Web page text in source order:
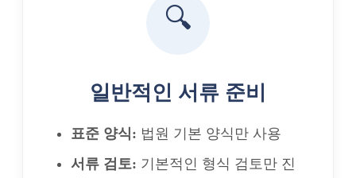
🔍
일반적인 서류 준비
표준 양식: 법원 기본 양식만 사용
서류 검토: 기본적인 형식 검토만 진